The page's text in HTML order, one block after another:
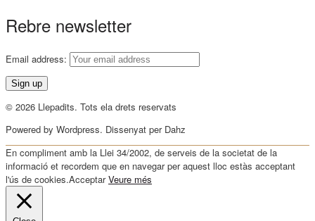
Rebre newsletter
Email address:
© 2026 Llepadits. Tots ela drets reservats
Powered by Wordpress. Dissenyat per Dahz
En compliment amb la Llei 34/2002, de serveis de la societat de la
informació et recordem que en navegar per aquest lloc estàs acceptant
l'ús de cookies.Acceptar Veure més